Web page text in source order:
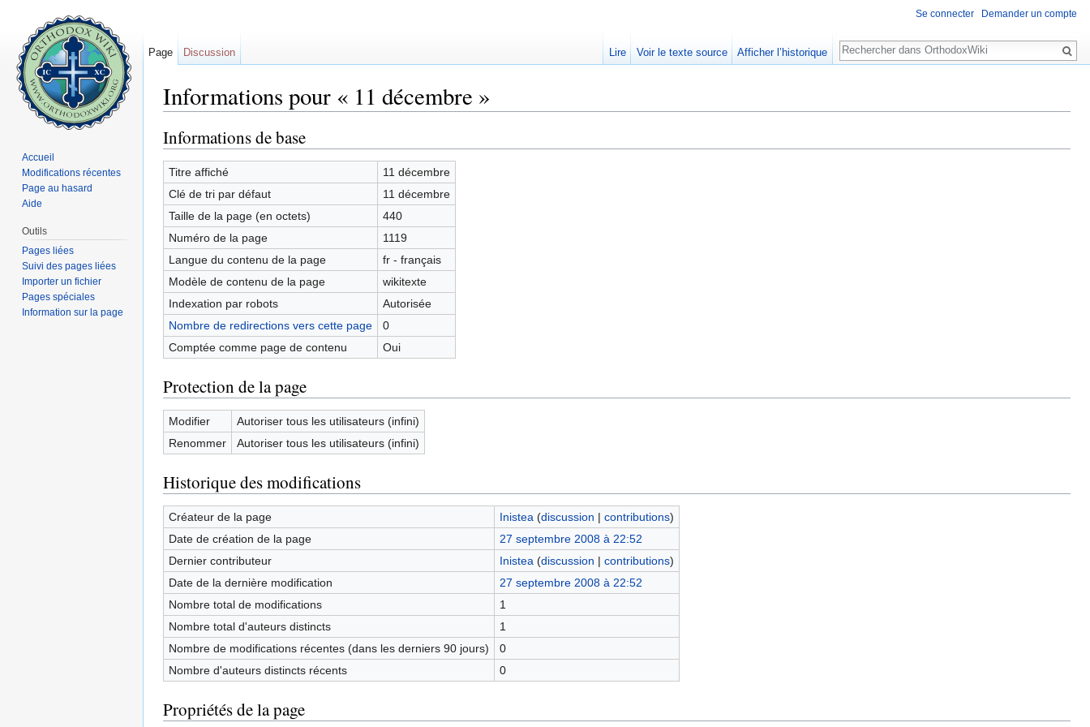
Informations pour « 11 décembre »
Informations de base
Titre affiché
11 décembre
Clé de tri par défaut
11 décembre
Taille de la page (en octets)
440
Numéro de la page
1119
Langue du contenu de la page
fr - français
Modèle de contenu de la page
wikitexte
Indexation par robots
Autorisée
Nombre de redirections vers cette page
0
Comptée comme page de contenu
Oui
Protection de la page
Modifier
Autoriser tous les utilisateurs (infini)
Renommer
Autoriser tous les utilisateurs (infini)
Historique des modifications
Créateur de la page Inistea (discussion | contributions)
Date de création de la page
27 septembre 2008 à 22:52
Dernier contributeur
Inistea (discussion | contributions)
Date de la dernière modification
27 septembre 2008 à 22:52
Nombre total de modifications
1
Nombre total d'auteurs distincts
1
Nombre de modifications récentes (dans les derniers 90 jours)
0
Nombre d'auteurs distincts récents
0
Propriétés de la page
Se connecter Demander un compte
Page Discussion Lire Voir le texte source Afficher l’historique
Rechercher
Accueil
Modifications récentes
Page au hasard
Aide
Outils
Pages liées
Suivi des pages liées
Importer un fichier
Pages spéciales
Information sur la page